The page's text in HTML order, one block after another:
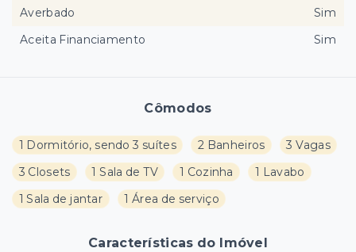
Cômodos
1 Dormitório, sendo 3 suítes 2 Banheiros
3 Vagas
3 Closets
1 Sala de TV 1 Cozinha
1 Lavabo
1 Sala de jantar
1 Área de serviço
Características do Imóvel
Averbado
Sim
Aceita Financiamento
Sim